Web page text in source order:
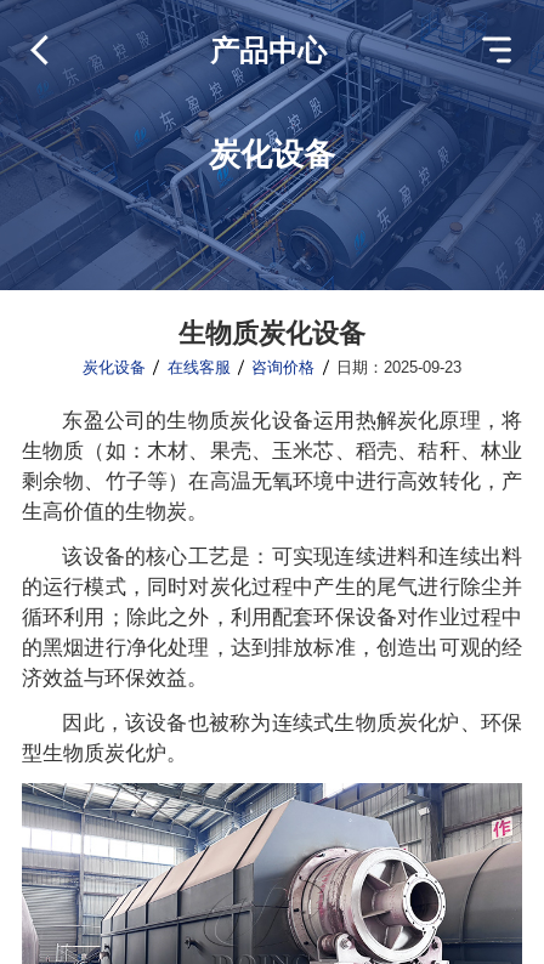
炭化设备
产品中心
生物质炭化设备
炭化设备 在线客服 咨询价格 日期：2025-09-23
东盈公司的生物质炭化设备运用热解炭化原理，将
生物质（如：木材、果壳、玉米芯、稻壳、秸秆、林业
剩余物、竹子等）在高温无氧环境中进行高效转化，产
生高价值的生物炭。
该设备的核心工艺是：可实现连续进料和连续出料
的运行模式，同时对炭化过程中产生的尾气进行除尘并
循环利用；除此之外，利用配套环保设备对作业过程中
的黑烟进行净化处理，达到排放标准，创造出可观的经
济效益与环保效益。
因此，该设备也被称为连续式生物质炭化炉、环保
型生物质炭化炉。